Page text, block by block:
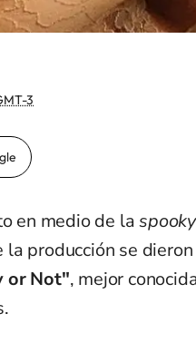
3
en medio de la
la producción se
or Not", mejor